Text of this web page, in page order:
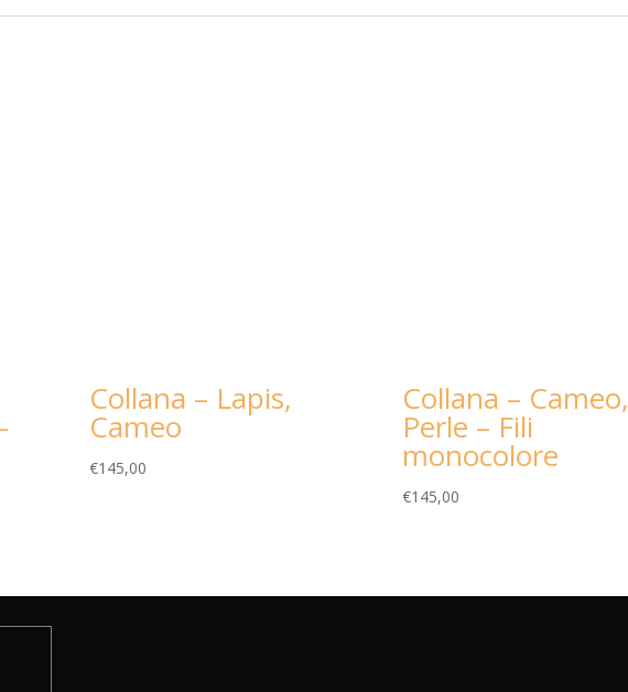
Collana – Lapis,
Cameo
€145,00
Collana – Cameo,
Perle – Fili
monocolore
€145,00